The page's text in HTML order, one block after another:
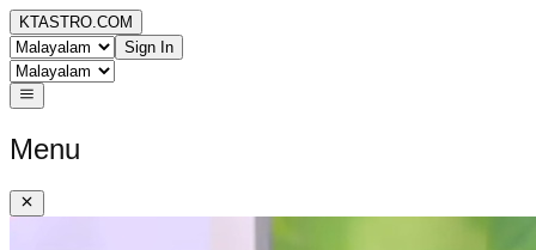
KTASTRO.COM
Sign In
Menu